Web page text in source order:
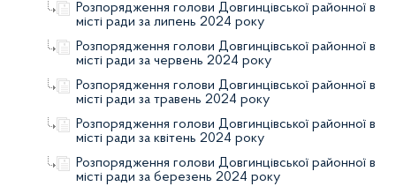
Розпорядження голови Довгинцівської районної в
місті ради за липень 2024 року
Розпорядження голови Довгинцівської районної в
місті ради за червень 2024 року
Розпорядження голови Довгинцівської районної в
місті ради за травень 2024 року
Розпорядження голови Довгинцівської районної в
місті ради за квітень 2024 року
Розпорядження голови Довгинцівської районної в
місті ради за березень 2024 року